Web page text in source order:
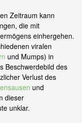
Zeitraum kann
die mit
einhergehen.
viralen
und Mumps) in
Beschwerdebild des
Verlust des
und
dieser
unklar.